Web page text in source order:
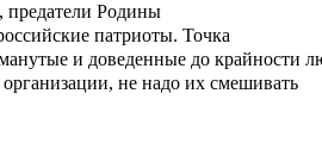
предатели Родины
патриоты. Точка
и доведенные до крайности
не надо их смешивать